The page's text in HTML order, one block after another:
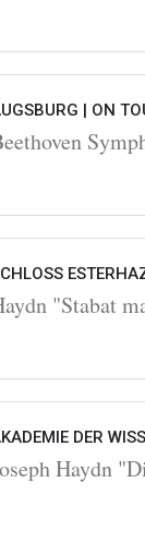
| ON
"Stabat
DER
Haydn